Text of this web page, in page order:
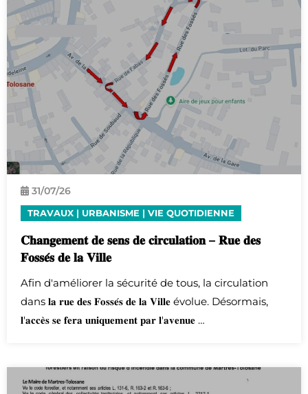
31/07/26
TRAVAUX | URBANISME | VIE QUOTIDIENNE
𝐂𝐡𝐚𝐧𝐠𝐞𝐦𝐞𝐧𝐭 𝐝𝐞 𝐬𝐞𝐧𝐬 𝐝𝐞 𝐜𝐢𝐫𝐜𝐮𝐥𝐚𝐭𝐢𝐨𝐧 – 𝐑𝐮𝐞 𝐝𝐞𝐬
𝐅𝐨𝐬𝐬𝐞́𝐬 𝐝𝐞 𝐥𝐚 𝐕𝐢𝐥𝐥𝐞
Afin d'améliorer la sécurité de tous, la circulation
dans 𝐥𝐚 𝐫𝐮𝐞 𝐝𝐞𝐬 𝐅𝐨𝐬𝐬𝐞́𝐬 𝐝𝐞 𝐥𝐚 𝐕𝐢𝐥𝐥𝐞 évolue. Désormais,
𝐥'𝐚𝐜𝐜𝐞̀𝐬 𝐬𝐞 𝐟𝐞𝐫𝐚 𝐮𝐧𝐢𝐪𝐮𝐞𝐦𝐞𝐧𝐭 𝐩𝐚𝐫 𝐥'𝐚𝐯𝐞𝐧𝐮𝐞 …